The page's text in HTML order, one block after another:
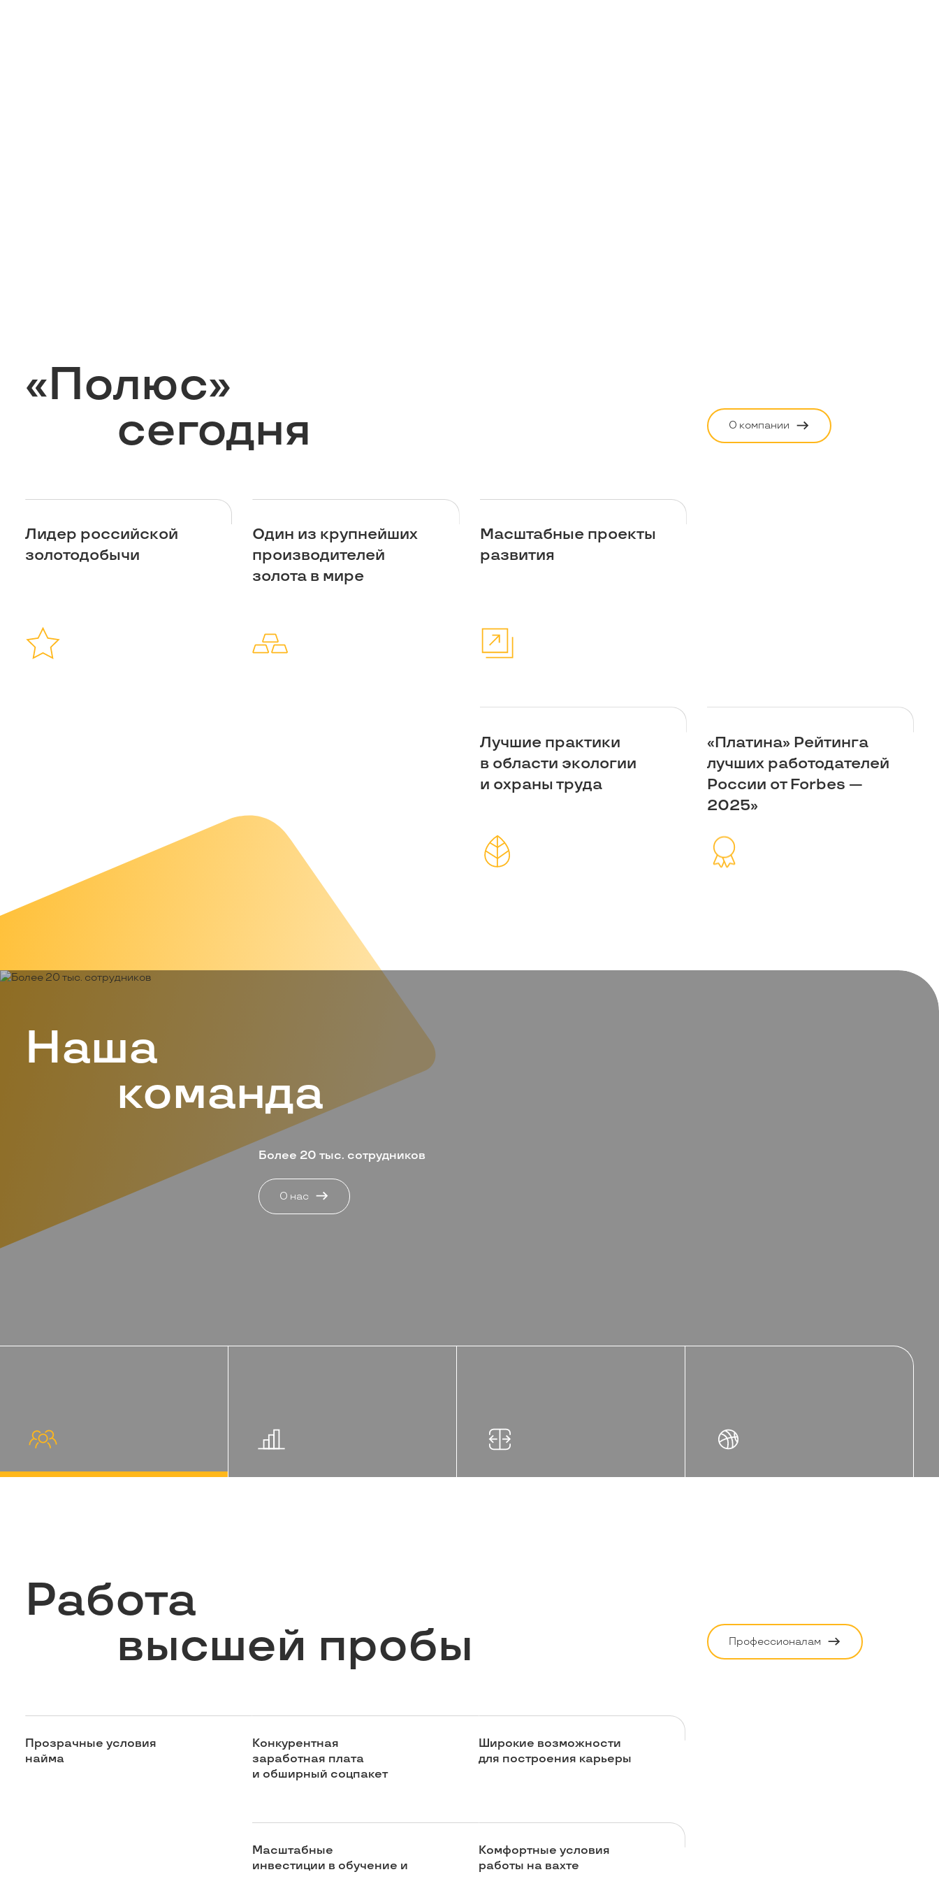
«Полюс»
сегодня
О компании
Лидер российской
золотодобычи
Один из крупнейших
производителей
золота в мире
Масштабные проекты
развития
Лучшие практики
в области экологии
и охраны труда
«Платина» Рейтинга
лучших работодателей
России от Forbes —
2025»
Наша
команда
в Красноярском крае,
Республике Саха (Якутия),
Работа
высшей пробы
Профессионалам
Прозрачные условия
найма
Конкурентная
заработная плата
и обширный соцпакет
Широкие возможности
для построения карьеры
Масштабные
инвестиции в обучение и
Комфортные условия
работы на вахте